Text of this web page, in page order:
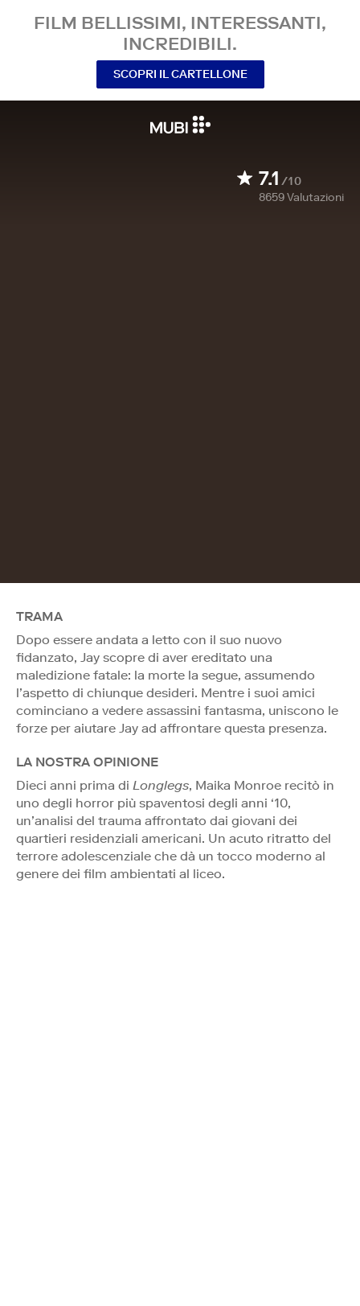
FILM BELLISSIMI, INTERESSANTI,
INCREDIBILI.
SCOPRI IL CARTELLONE
7.1 /10
8659Valutazioni
TRAMA
Dopo essere andata a letto con il suo nuovo
fidanzato, Jay scopre di aver ereditato una
maledizione fatale: la morte la segue, assumendo
l’aspetto di chiunque desideri. Mentre i suoi amici
cominciano a vedere assassini fantasma, uniscono le
forze per aiutare Jay ad affrontare questa presenza.
LA NOSTRA OPINIONE
Dieci anni prima di Longlegs, Maika Monroe recitò in
uno degli horror più spaventosi degli anni ‘10,
un’analisi del trauma affrontato dai giovani dei
quartieri residenziali americani. Un acuto ritratto del
terrore adolescenziale che dà un tocco moderno al
genere dei film ambientati al liceo.